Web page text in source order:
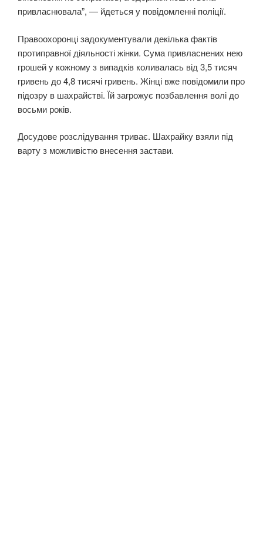
привласнювала”, — йдеться у повідомленні поліції.
Правоохоронці задокументували декілька фактів
протиправної діяльності жінки. Сума привласнених нею
грошей у кожному з випадків коливалась від 3,5 тисяч
гривень до 4,8 тисячі гривень. Жінці вже повідомили про
підозру в шахрайстві. Їй загрожує позбавлення волі до
восьми років.
Досудове розслідування триває. Шахрайку взяли під
варту з можливістю внесення застави.